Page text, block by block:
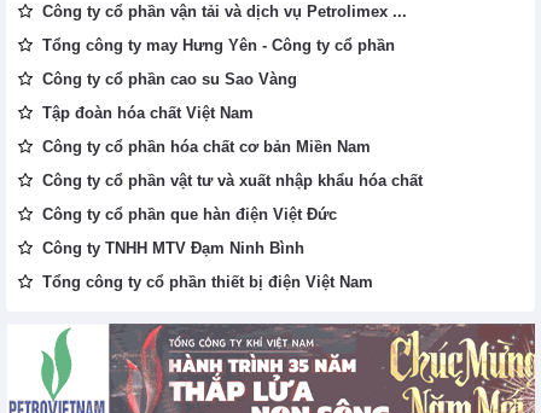
Công ty cổ phần vận tải và dịch vụ Petrolimex ...
Tổng công ty may Hưng Yên - Công ty cổ phần
Công ty cổ phần cao su Sao Vàng
Tập đoàn hóa chất Việt Nam
Công ty cổ phần hóa chất cơ bản Miền Nam
Công ty cổ phần vật tư và xuất nhập khẩu hóa chất
Công ty cổ phần que hàn điện Việt Đức
Công ty TNHH MTV Đạm Ninh Bình
Tổng công ty cổ phần thiết bị điện Việt Nam